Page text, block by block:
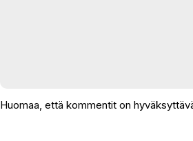
Huomaa, että kommentit on